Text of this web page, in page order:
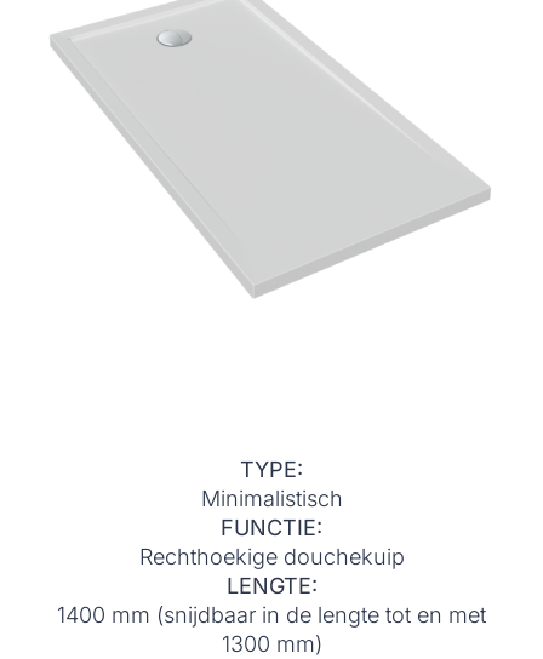
TYPE:
Minimalistisch
FUNCTIE:
Rechthoekige douchekuip
LENGTE:
1400 mm (snijdbaar in de lengte tot en met
1300 mm)